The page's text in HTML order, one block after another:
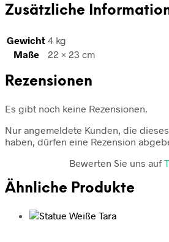
Zusätzliche
Gewicht 4 kg
Maße
22 × 23 cm
Rezensionen
Es gibt noch keine Rezensionen.
Nur angemeldete Kunden, die
haben, dürfen eine Rezension
Bewerten Sie uns auf
Ähnliche Produkte